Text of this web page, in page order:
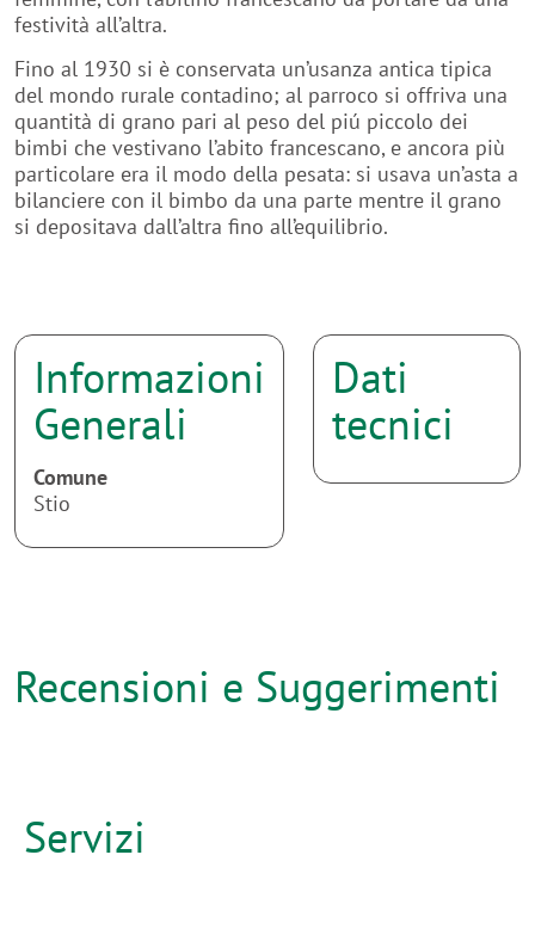
Fino al 1930 si è conservata un’usanza antica tipica
quantità di grano pari al peso del piú piccolo dei
bimbi che vestivano l’abito francescano, e ancora più
particolare era il modo della pesata: si usava un’asta a
bilanciere con il bimbo da una parte mentre il grano
si depositava dall’altra fino all’equilibrio.
Informazioni
Generali
Comune
Dati
tecnici